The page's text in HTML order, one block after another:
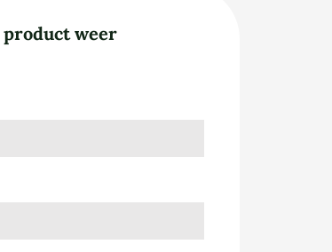
product weer